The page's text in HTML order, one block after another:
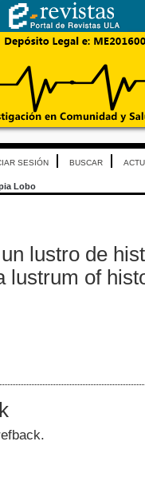
SESIÓN BUSCAR
Lobo
lustro de
lustrum of